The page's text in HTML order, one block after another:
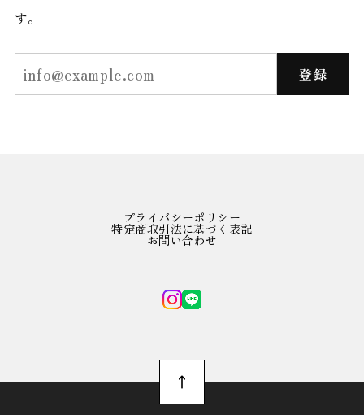
す。
登録
プライバシーポリシー
特定商取引法に基づく表記
お問い合わせ